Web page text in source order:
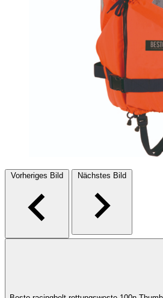
Vorheriges Bild Nächstes Bild